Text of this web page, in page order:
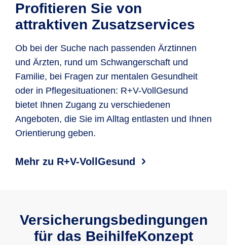
Profitieren Sie von
attraktiven Zusatzservices
Ob bei der Suche nach passenden Ärztinnen
und Ärzten, rund um Schwangerschaft und
Familie, bei Fragen zur mentalen Gesundheit
oder in Pflegesituationen: R+V-VollGesund
bietet Ihnen Zugang zu verschiedenen
Angeboten, die Sie im Alltag entlasten und Ihnen
Orientierung geben.
Mehr zu R+V-VollGesund
Versicherungsbedingungen
für das BeihilfeKonzept